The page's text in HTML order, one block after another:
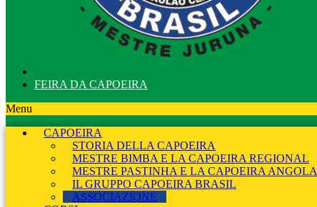
FEIRA DA CAPOEIRA
Menu
CAPOEIRA
STORIA DELLA CAPOEIRA
MESTRE BIMBA E LA CAPOEIRA REGIONAL
MESTRE PASTINHA E LA CAPOEIRA ANGOLA
IL GRUPPO CAPOEIRA BRASIL
ASSOCIAZIONE